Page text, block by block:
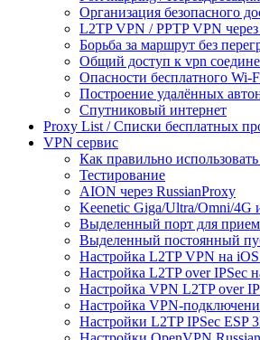
Организация безопасного
L2TP VPN / PPTP VPN
Борьба за маршрут без
Общий доступ к vpn
Опасности бесплатного Wi-
Построение удалённых
Спутниковый интернет
Proxy List / Списки бесплатных
VPN сервис
Как правильно
Тестирование
AION через RussianProxy
Keenetic Giga/Ultra/Omni/4G
Выделенный порт для
Выделенный постоянный
Настройка L2TP VPN на
Настройка L2TP over IPSec
Настройка VPN L2TP over
Настройка VPN-
Настройки L2TP IPSec ESP